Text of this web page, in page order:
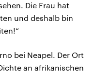
Die Frau hat
und deshalb bin
bei Neapel. Der Ort
an afrikanischen